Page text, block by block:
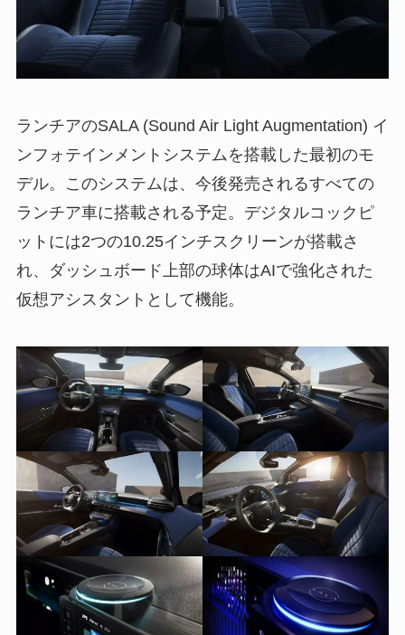
ランチアのSALA (Sound Air Light Augmentation) イ
ンフォテインメントシステムを搭載した最初のモ
デル。このシステムは、今後発売されるすべての
ランチア車に搭載される予定。デジタルコックピ
ットには2つの10.25インチスクリーンが搭載さ
れ、ダッシュボード上部の球体はAIで強化された
仮想アシスタントとして機能。